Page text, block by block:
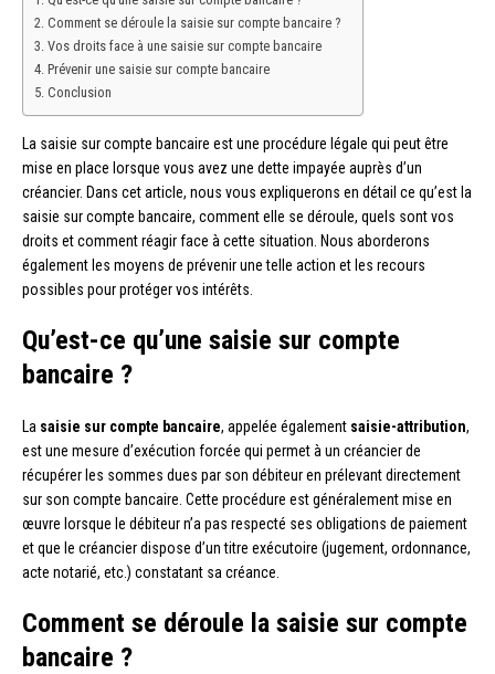
Comment se déroule la saisie sur compte bancaire ?
Vos droits face à une saisie sur compte bancaire
Prévenir une saisie sur compte bancaire
Conclusion
La saisie sur compte bancaire est une procédure légale qui peut être
mise en place lorsque vous avez une dette impayée auprès d’un
créancier. Dans cet article, nous vous expliquerons en détail ce qu’est la
saisie sur compte bancaire, comment elle se déroule, quels sont vos
droits et comment réagir face à cette situation. Nous aborderons
également les moyens de prévenir une telle action et les recours
possibles pour protéger vos intérêts.
Qu’est-ce qu’une saisie sur compte
bancaire ?
La saisie sur compte bancaire, appelée également saisie-attribution,
est une mesure d’exécution forcée qui permet à un créancier de
récupérer les sommes dues par son débiteur en prélevant directement
sur son compte bancaire. Cette procédure est généralement mise en
œuvre lorsque le débiteur n’a pas respecté ses obligations de paiement
et que le créancier dispose d’un titre exécutoire (jugement, ordonnance,
acte notarié, etc.) constatant sa créance.
Comment se déroule la saisie sur compte
bancaire ?